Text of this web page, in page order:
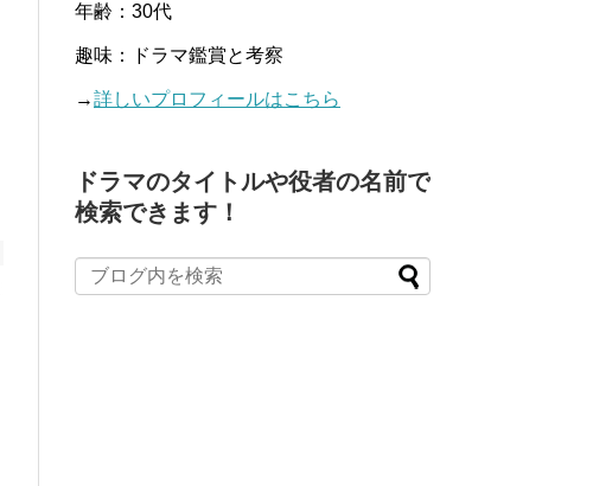
年齢：30代
趣味：ドラマ鑑賞と考察
→詳しいプロフィールはこちら
ドラマのタイトルや役者の名前で
検索できます！